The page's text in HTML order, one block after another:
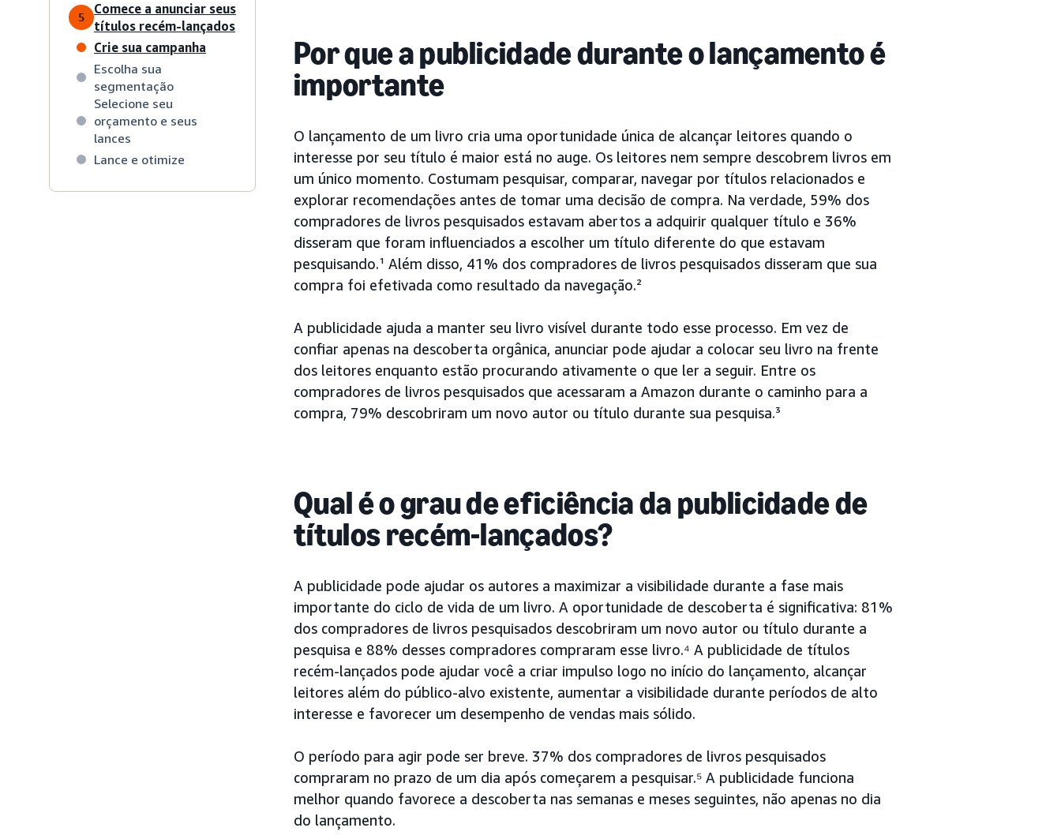
5
Comece a anunciar seus
títulos recém-lançados
Crie sua campanha
Escolha sua
segmentação
Selecione seu
orçamento e seus
lances
Lance e otimize
Por que a publicidade durante o lançamento é
importante
O lançamento de um livro cria uma oportunidade única de alcançar leitores quando o
interesse por seu título é maior está no auge. Os leitores nem sempre descobrem livros em
um único momento. Costumam pesquisar, comparar, navegar por títulos relacionados e
explorar recomendações antes de tomar uma decisão de compra. Na verdade, 59% dos
compradores de livros pesquisados estavam abertos a adquirir qualquer título e 36%
disseram que foram influenciados a escolher um título diferente do que estavam
pesquisando.¹ Além disso, 41% dos compradores de livros pesquisados disseram que sua
compra foi efetivada como resultado da navegação.²
A publicidade ajuda a manter seu livro visível durante todo esse processo. Em vez de
confiar apenas na descoberta orgânica, anunciar pode ajudar a colocar seu livro na frente
dos leitores enquanto estão procurando ativamente o que ler a seguir. Entre os
compradores de livros pesquisados que acessaram a Amazon durante o caminho para a
compra, 79% descobriram um novo autor ou título durante sua pesquisa.³
Qual é o grau de eficiência da publicidade de
títulos recém-lançados?
A publicidade pode ajudar os autores a maximizar a visibilidade durante a fase mais
importante do ciclo de vida de um livro. A oportunidade de descoberta é significativa: 81%
dos compradores de livros pesquisados descobriram um novo autor ou título durante a
pesquisa e 88% desses compradores compraram esse livro.⁴ A publicidade de títulos
recém-lançados pode ajudar você a criar impulso logo no início do lançamento, alcançar
leitores além do público-alvo existente, aumentar a visibilidade durante períodos de alto
interesse e favorecer um desempenho de vendas mais sólido.
O período para agir pode ser breve. 37% dos compradores de livros pesquisados
compraram no prazo de um dia após começarem a pesquisar.⁵ A publicidade funciona
melhor quando favorece a descoberta nas semanas e meses seguintes, não apenas no dia
do lançamento.